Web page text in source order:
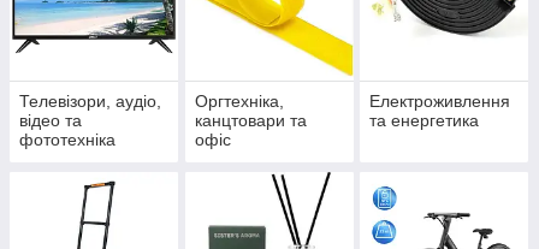
Телевізори, аудіо,
відео та
фототехніка
Оргтехніка,
канцтовари та
офіс
Електроживлення
та енергетика